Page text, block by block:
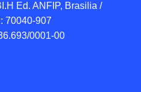
Ed. ANFIP, Brasilia /
70040-907
0001-00